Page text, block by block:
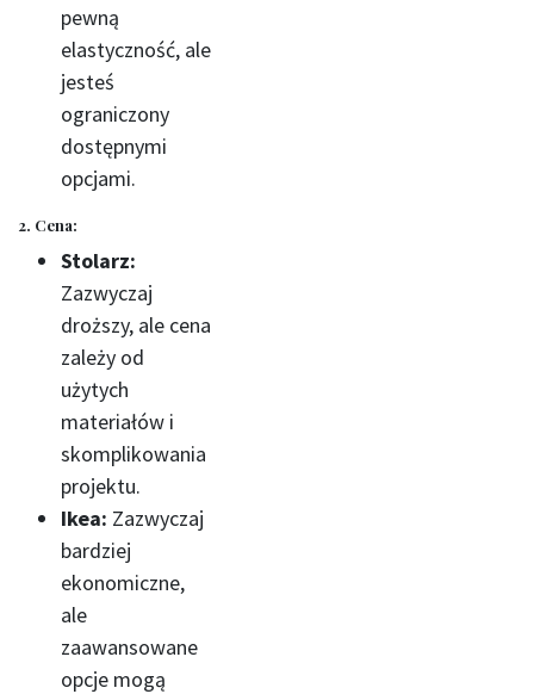
pewną
elastyczność, ale
jesteś
ograniczony
dostępnymi
opcjami.
2. Cena:
Stolarz:
Zazwyczaj
droższy, ale cena
zależy od
użytych
materiałów i
skomplikowania
projektu.
Ikea: Zazwyczaj
bardziej
ekonomiczne,
ale
zaawansowane
opcje mogą